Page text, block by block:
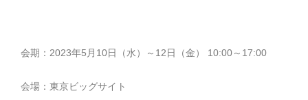
会期：2023年5月10日（水）～12日（金） 10:00～17:00
会場：東京ビッグサイト